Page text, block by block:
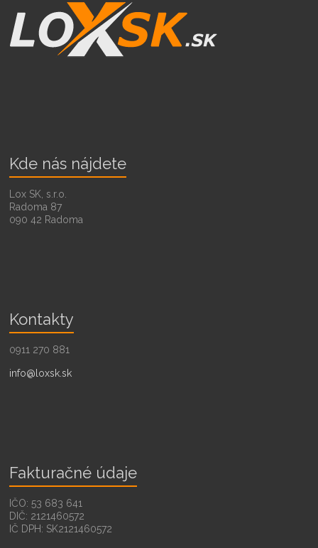
Kde nás nájdete
Lox SK, s.r.o.
Radoma 87
090 42 Radoma
Kontakty
0911 270 881
info@loxsk.sk
Fakturačné údaje
IČO: 53 683 641
DIČ: 2121460572
IČ DPH: SK2121460572